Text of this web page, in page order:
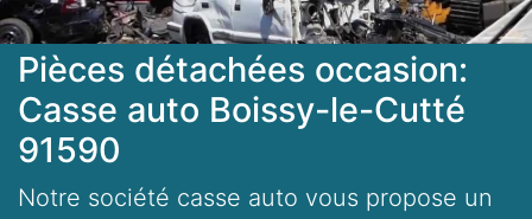
Pièces détachées occasion:
Casse auto Boissy-le-Cutté
91590
Notre société casse auto vous propose un